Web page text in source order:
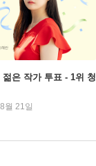
은 작가 투표 - 1위 청
월 21일